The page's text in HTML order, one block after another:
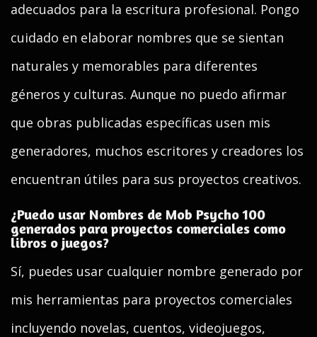
adecuados para la escritura profesional. Pongo
cuidado en elaborar nombres que se sientan
naturales y memorables para diferentes
géneros y culturas. Aunque no puedo afirmar
que obras publicadas específicas usen mis
generadores, muchos escritores y creadores los
encuentran útiles para sus proyectos creativos.
¿Puedo usar Nombres de Mob Psycho 100
generados para proyectos comerciales como
libros o juegos?
Sí, puedes usar cualquier nombre generado por
mis herramientas para proyectos comerciales
incluyendo novelas, cuentos, videojuegos,